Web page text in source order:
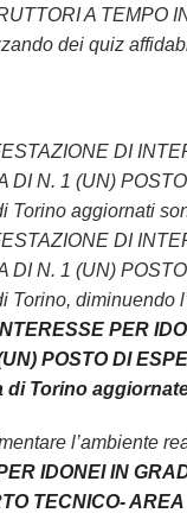
A TEMPO
dei quiz
DI
N. 1 (UN)
aggiornati
DI
N. 1 (UN)
diminuendo
PER
POSTO DI
di Torino
l’ambiente
IDONEI IN
TECNICO-